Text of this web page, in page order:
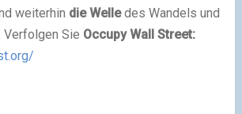
weiterhin die Welledes Wandels und
Sie Occupy Wall Street: